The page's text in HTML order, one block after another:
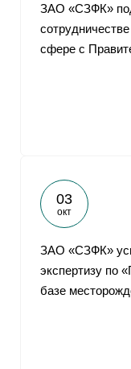
ЗАО «CЗФК»
сфере с
03
окт
ЗАО «СЗФК»
экспертизу по
базе